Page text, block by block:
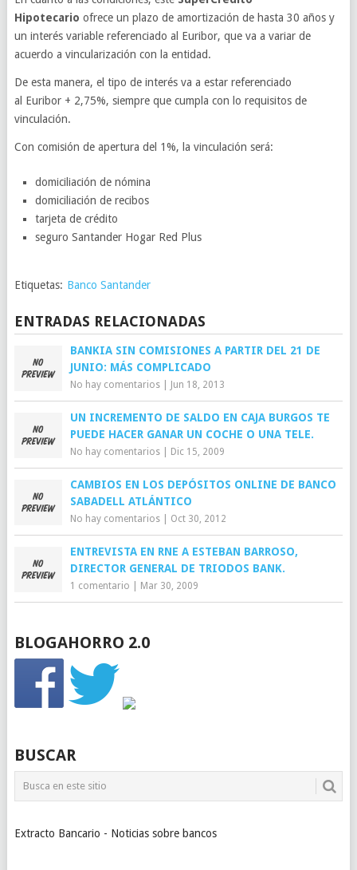
Hipotecario ofrece un plazo de amortización de hasta 30 años y
un interés variable referenciado al Euribor, que va a variar de
acuerdo a vincularización con la entidad.
De esta manera, el tipo de interés va a estar referenciado
al Euribor + 2,75%, siempre que cumpla con lo requisitos de
vinculación.
Con comisión de apertura del 1%, la vinculación será:
domiciliación de nómina
domiciliación de recibos
tarjeta de crédito
seguro Santander Hogar Red Plus
Etiquetas: Banco Santander
ENTRADAS RELACIONADAS
BANKIA SIN COMISIONES A PARTIR DEL 21 DE
JUNIO: MÁS COMPLICADO
No hay comentarios| Jun 18, 2013
UN INCREMENTO DE SALDO EN CAJA BURGOS TE
PUEDE HACER GANAR UN COCHE O UNA TELE.
No hay comentarios| Dic 15, 2009
CAMBIOS EN LOS DEPÓSITOS ONLINE DE BANCO
SABADELL ATLÁNTICO
No hay comentarios| Oct 30, 2012
ENTREVISTA EN RNE A ESTEBAN BARROSO,
DIRECTOR GENERAL DE TRIODOS BANK.
1 comentario Mar 30, 2009
BLOGAHORRO 2.0
BUSCAR
Extracto Bancario - Noticias sobre bancos